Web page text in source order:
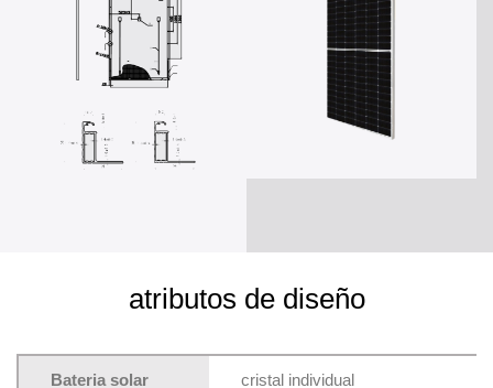
atributos de diseño
Bateria solar cristal individual